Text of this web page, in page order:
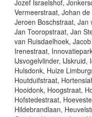
Jozef Israelshof,
Vermeerstraat, Johan
Jeroen Boschstraat, Jan
Jan Tooropstraat, Jan
van Ruisdaelhoek,
Irenestraat,
IJsvogelvlinder, IJskruid,
Hulsdonk, Huize
Houtduifstraat,
Hooidonk, Hoogstraat,
Hofstedestraat,
Hildebrandlaan,